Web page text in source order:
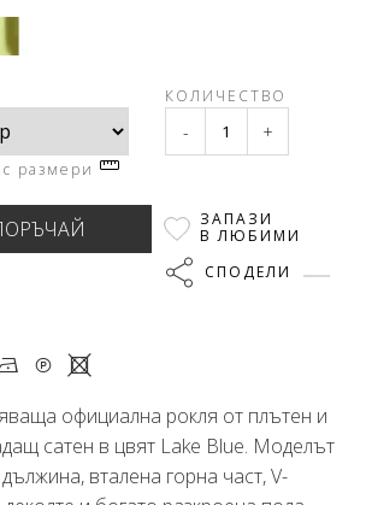
размери
КОЛИЧЕСТВО
- +
ЗАПАЗИ
В ЛЮБИМИ
СПОДЕЛИ
Q X
официална рокля от плътен и
сатен в цвят Lake Blue. Моделът
вталена горна част, V-